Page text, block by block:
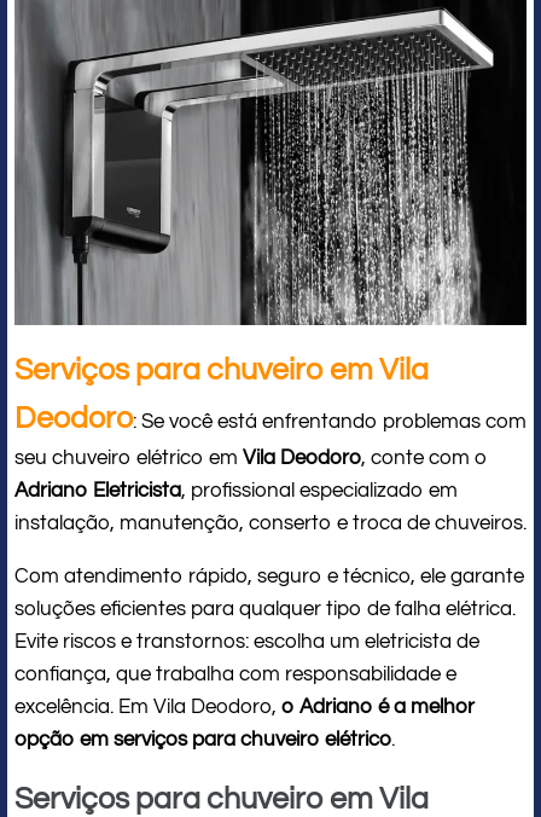
Serviços para chuveiro em Vila
Deodoro: Se você está enfrentando problemas com
seu chuveiro elétrico em Vila Deodoro, conte com o
Adriano Eletricista, profissional especializado em
instalação, manutenção, conserto e troca de chuveiros.
Com atendimento rápido, seguro e técnico, ele garante
soluções eficientes para qualquer tipo de falha elétrica.
Evite riscos e transtornos: escolha um eletricista de
confiança, que trabalha com responsabilidade e
excelência. Em Vila Deodoro, o Adriano é a melhor
opção em serviços para chuveiro elétrico.
Serviços para chuveiro em Vila